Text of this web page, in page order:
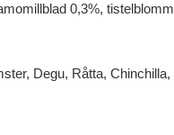
0,3%,
Degu, Råtta,